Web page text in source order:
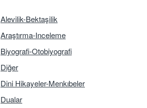
Alevilik-Bektaşilik
Araştırma-Inceleme
Biyografi-Otobiyografi
Diğer
Dini Hikayeler-Menkıbeler
Dualar